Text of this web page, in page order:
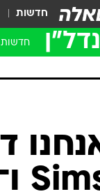
חדשות
נדל״ן חדשות